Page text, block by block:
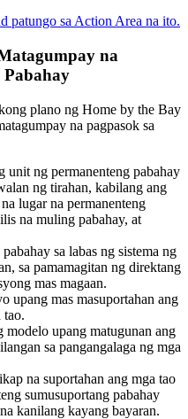
patungo sa Action Area na ito.
na
Pabahay
plano ng Home by the Bay
na pagpasok sa
unit ng permanenteng pabahay
ng tirahan, kabilang ang
lugar na permanenteng
na muling pabahay, at
sa labas ng sistema ng
sa pamamagitan ng direktang
mas magaan.
upang mas masuportahan ang
tao.
modelo upang matugunan ang
sa pangangalaga ng mga
na suportahan ang mga tao
sumusuportang pabahay
kanilang kayang bayaran.